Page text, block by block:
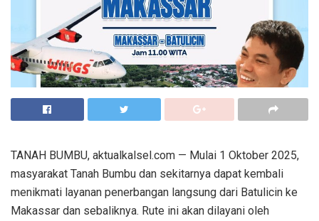
TANAH BUMBU, aktualkalsel.com — Mulai 1 Oktober 2025,
masyarakat Tanah Bumbu dan sekitarnya dapat kembali
menikmati layanan penerbangan langsung dari Batulicin ke
Makassar dan sebaliknya. Rute ini akan dilayani oleh